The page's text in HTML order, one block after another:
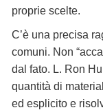
proprie scelte.
C’è una precisa
comuni. Non
dal fato. L. Ron
quantità di
ed esplicito e